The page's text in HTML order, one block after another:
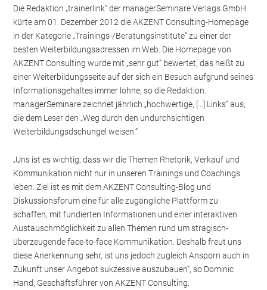
Die Redaktion „trainerlink“ der managerSeminare Verlags GmbH
kürte am 01. Dezember 2012 die AKZENT Consulting-Homepage
in der Kategorie „Trainings-/Beratungsinstitute“ zu einer der
besten Weiterbildungsadressen im Web. Die Homepage von
AKZENT Consulting wurde mit „sehr gut“ bewertet, das heißt zu
einer Weiterbildungsseite auf der sich ein Besuch aufgrund seines
Informationsgehaltes immer lohne, so die Redaktion.
managerSeminare zeichnet jährlich „hochwertige, […] Links“ aus,
die dem Leser den „Weg durch den undurchsichtigen
Weiterbildungsdschungel weisen.“
„Uns ist es wichtig, dass wir die Themen Rhetorik, Verkauf und
Kommunikation nicht nur in unseren Trainings und Coachings
leben. Ziel ist es mit dem AKZENT Consulting-Blog und
Diskussionsforum eine für alle zugängliche Plattform zu
schaffen, mit fundierten Informationen und einer interaktiven
Austauschmöglichkeit zu allen Themen rund um stragisch-
überzeugende face-to-face Kommunikation. Deshalb freut uns
diese Anerkennung sehr, ist uns jedoch zugleich Ansporn auch in
Zukunft unser Angebot sukzessive auszubauen“, so Dominic
Hand, Geschäftsführer von AKZENT Consulting.